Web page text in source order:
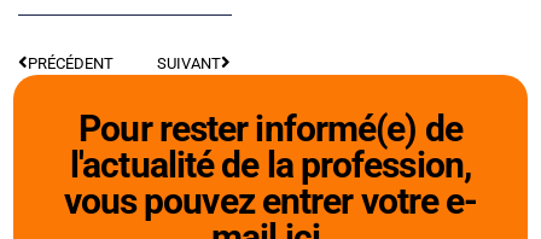
PRÉCÉDENT SUIVANT
Pour rester informé(e) de
l'actualité de la profession,
vous pouvez entrer votre e-